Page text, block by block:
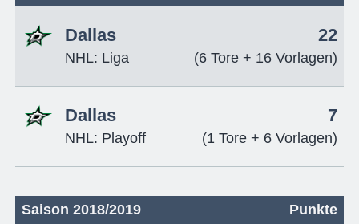
Dallas
NHL: Liga
22
(6 Tore + 16 Vorlagen)
Dallas
NHL: Playoff
7
(1 Tore + 6 Vorlagen)
Saison 2018/2019 Punkte